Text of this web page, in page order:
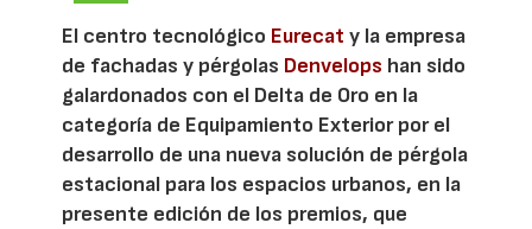
El centro tecnológico Eurecat y la empresa
de fachadas y pérgolas Denvelops han sido
galardonados con el Delta de Oro en la
categoría de Equipamiento Exterior por el
desarrollo de una nueva solución de pérgola
estacional para los espacios urbanos, en la
presente edición de los premios, que